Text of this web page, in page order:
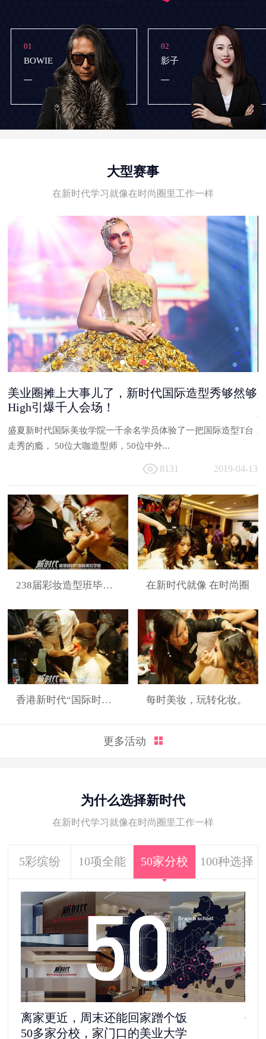
01
BOWIE
02
影子
大型赛事
在新时代学习就像在时尚圈里工作一样
美业圈摊上大事儿了，新时代国际造型秀够然够
High引爆千人会场！
盛夏新时代国际美妆学院一千余名学员体验了一把国际造型T台
走秀的瘾， 50位大咖造型师，50位中外...
8131 2019-04-13
238届彩妆造型班毕业展 在新时代就像 在时尚圈
香港新时代“国际时装周”展演造型 每时美妆，玩转化妆。
更多活动
为什么选择新时代
在新时代学习就像在时尚圈里工作一样
5彩缤纷 10项全能 50家分校 100种选择
去剧组见“爱豆”，还是自己做老板
1100多家合作单位，给你100种选择
5彩